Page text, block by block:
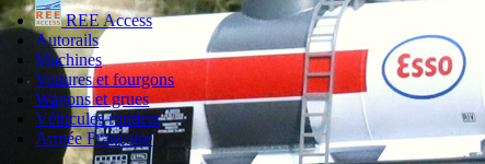
REE Access
Autorails
Machines
Voitures et fourgons
Wagons et grues
Véhicules routiers
Armée Française